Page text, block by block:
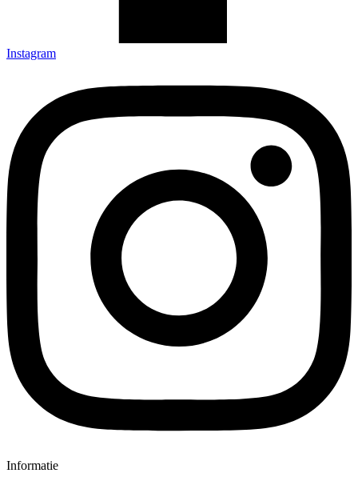
Instagram
Informatie